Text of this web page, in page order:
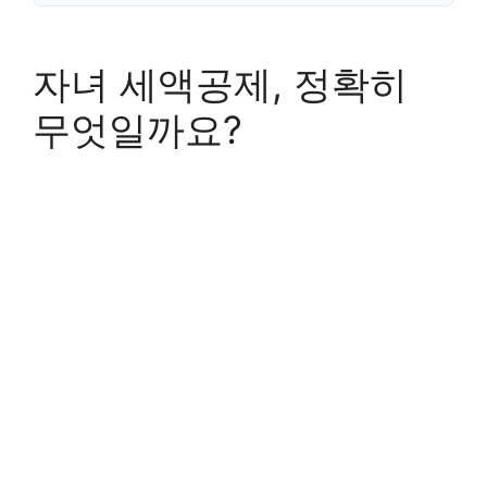
자녀 세액공제, 정확히
무엇일까요?